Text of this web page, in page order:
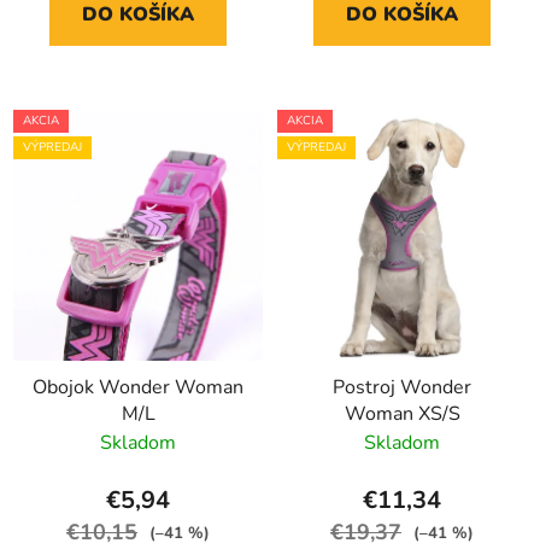
DO KOŠÍKA DO KOŠÍKA
AKCIA
VÝPREDAJ
Obojok Wonder Woman
M/L
Skladom
€5,94
€10,15 (–41 %)
AKCIA
VÝPREDAJ
Postroj Wonder
Woman XS/S
Skladom
€11,34
€19,37 (–41 %)